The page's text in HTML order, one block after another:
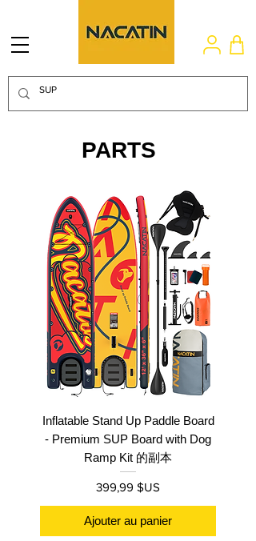
PARTS
Inflatable Stand Up Paddle Board
- Premium SUP Board with Dog
Ramp Kit 的副本
Prix
399,99 $US
Ajouter au panier